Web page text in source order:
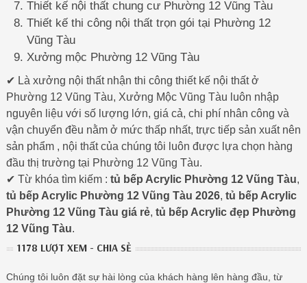
Thiết kế nội thất chung cư Phường 12 Vũng Tàu
Thiết kế thi công nội thất trọn gói tại Phường 12
Vũng Tàu
Xưởng mộc Phường 12 Vũng Tàu
✔ Là xưởng nội thất nhận thi công thiết kế nội thất ở
Phường 12 Vũng Tàu, Xưởng Mộc Vũng Tàu luôn nhập
nguyên liệu với số lượng lớn, giá cả, chi phí nhân công và
vận chuyển đều nằm ở mức thấp nhất, trực tiếp sản xuất nên
sản phẩm , nội thất của chúng tôi luôn được lựa chọn hàng
đầu thị trường tại Phường 12 Vũng Tàu.
✔ Từ khóa tìm kiếm : tủ bếp Acrylic Phường 12 Vũng Tàu,
tủ bếp Acrylic Phường 12 Vũng Tàu 2026, tủ bếp Acrylic
Phường 12 Vũng Tàu giá rẻ, tủ bếp Acrylic đẹp Phường
12 Vũng Tàu.
1178 LƯỢT XEM - CHIA SẺ
Chúng tôi luôn đặt sự hài lòng của khách hàng lên hàng đầu, từ